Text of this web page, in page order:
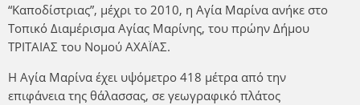
“Καποδίστριας”, μέχρι το 2010, η Αγία Μαρίνα ανήκε στο
Τοπικό Διαμέρισμα Αγίας Μαρίνης, του πρώην Δήμου
ΤΡΙΤΑΙΑΣ του Νομού ΑΧΑΪΑΣ.
Η Αγία Μαρίνα έχει υψόμετρο 418 μέτρα από την
επιφάνεια της θάλασσας, σε γεωγραφικό πλάτος